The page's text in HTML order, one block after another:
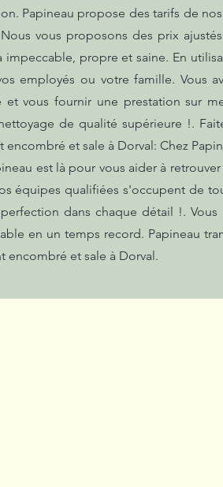
Papineau propose des tarifs de
vous proposons des prix
impeccable, propre et saine. En
employés ou votre famille. Vous
vous fournir une prestation sur
de qualité supérieure !.
et sale à Dorval: Chez
est là pour vous aider à
équipes qualifiées s'occupent de
dans chaque détail !.
en un temps record. Papineau
et sale à Dorval.